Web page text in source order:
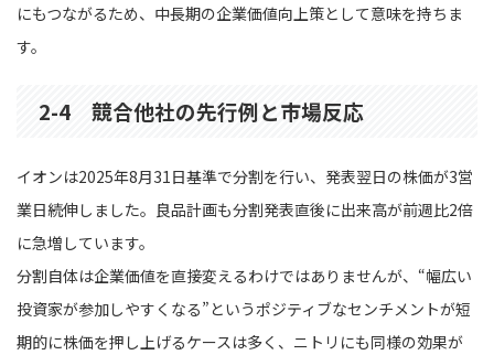
にもつながるため、中長期の企業価値向上策として意味を持ちま
す。
2-4 競合他社の先行例と市場反応
イオンは2025年8月31日基準で分割を行い、発表翌日の株価が3営
業日続伸しました。良品計画も分割発表直後に出来高が前週比2倍
に急増しています。
分割自体は企業価値を直接変えるわけではありませんが、“幅広い
投資家が参加しやすくなる”というポジティブなセンチメントが短
期的に株価を押し上げるケースは多く、ニトリにも同様の効果が